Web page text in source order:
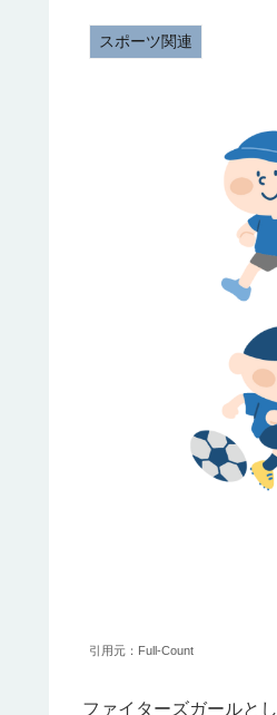
スポーツ関連
引用元：Full-Count
ファイターズガールと